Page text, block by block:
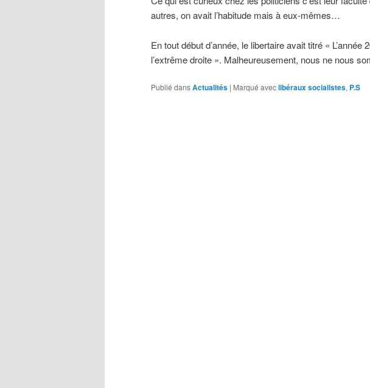
autres, on avait l’habitude mais à eux-mêmes…
En tout début d’année, le libertaire avait titré « L’année
l’extrême droite ». Malheureusement, nous ne nous
Publié dansActualités | Marqué aveclibéraux socialistes, P.S